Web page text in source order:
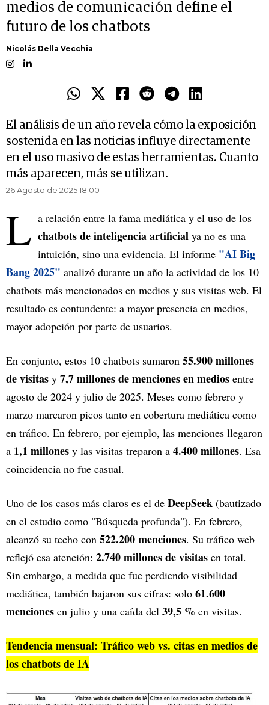
medios de comunicación define el
futuro de los chatbots
Nicolás Della Vecchia
El análisis de un año revela cómo la exposición
sostenida en las noticias influye directamente
en el uso masivo de estas herramientas. Cuanto
más aparecen, más se utilizan.
26 Agosto de 2025 18.00
L a relación entre la fama mediática y el uso de los
chatbots de inteligencia artificial ya no es una
intuición, sino una evidencia. El informe "AI Big
Bang 2025" analizó durante un año la actividad de los 10
chatbots más mencionados en medios y sus visitas web. El
resultado es contundente: a mayor presencia en medios,
mayor adopción por parte de usuarios.
En conjunto, estos 10 chatbots sumaron 55.900 millones
de visitas y 7,7 millones de menciones en medios entre
agosto de 2024 y julio de 2025. Meses como febrero y
marzo marcaron picos tanto en cobertura mediática como
en tráfico. En febrero, por ejemplo, las menciones llegaron
a 1,1 millones y las visitas treparon a 4.400 millones. Esa
coincidencia no fue casual.
Uno de los casos más claros es el de DeepSeek (bautizado
en el estudio como "Búsqueda profunda"). En febrero,
alcanzó su techo con 522.200 menciones. Su tráfico web
reflejó esa atención: 2.740 millones de visitas en total.
Sin embargo, a medida que fue perdiendo visibilidad
mediática, también bajaron sus cifras: solo 61.600
menciones en julio y una caída del 39,5 % en visitas.
Tendencia mensual: Tráfico web vs. citas en medios de
los chatbots de IA